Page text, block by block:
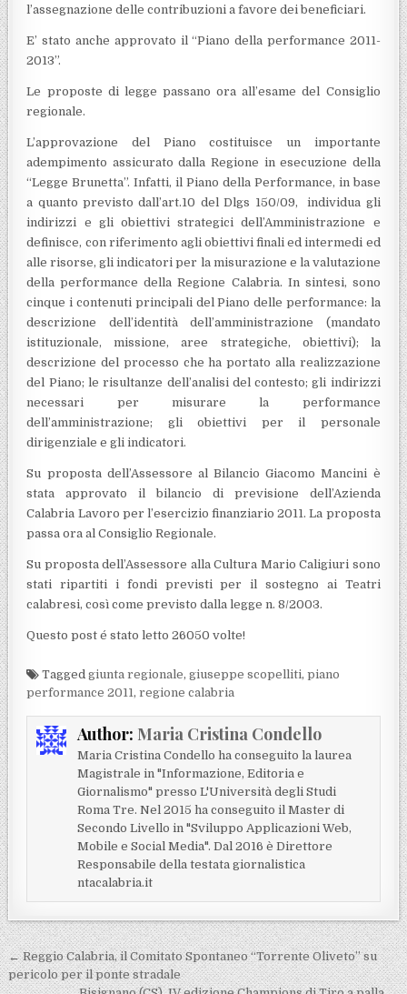
l’assegnazione delle contribuzioni a favore dei beneficiari.
E’ stato anche approvato il “Piano della performance 2011-
2013”.
Le proposte di legge passano ora all’esame del Consiglio
regionale.
L’approvazione del Piano costituisce un importante
adempimento assicurato dalla Regione in esecuzione della
“Legge Brunetta”. Infatti, il Piano della Performance, in base
a quanto previsto dall’art.10 del Dlgs 150/09, individua gli
indirizzi e gli obiettivi strategici dell’Amministrazione e
definisce, con riferimento agli obiettivi finali ed intermedi ed
alle risorse, gli indicatori per la misurazione e la valutazione
della performance della Regione Calabria. In sintesi, sono
cinque i contenuti principali del Piano delle performance: la
descrizione dell’identità dell’amministrazione (mandato
istituzionale, missione, aree strategiche, obiettivi); la
descrizione del processo che ha portato alla realizzazione
del Piano; le risultanze dell’analisi del contesto; gli indirizzi
necessari per misurare la performance
dell’amministrazione; gli obiettivi per il personale
dirigenziale e gli indicatori.
Su proposta dell’Assessore al Bilancio Giacomo Mancini è
stata approvato il bilancio di previsione dell’Azienda
Calabria Lavoro per l’esercizio finanziario 2011. La proposta
passa ora al Consiglio Regionale.
Su proposta dell’Assessore alla Cultura Mario Caligiuri sono
stati ripartiti i fondi previsti per il sostegno ai Teatri
calabresi, così come previsto dalla legge n. 8/2003.
Questo post é stato letto 26050 volte!
Taggedgiunta regionale,giuseppe scopelliti,piano
performance 2011,regione calabria
Author: Maria Cristina Condello
Maria Cristina Condello ha conseguito la laurea
Magistrale in "Informazione, Editoria e
Giornalismo" presso L'Università degli Studi
Roma Tre. Nel 2015 ha conseguito il Master di
Secondo Livello in "Sviluppo Applicazioni Web,
Mobile e Social Media". Dal 2016 è Direttore
Responsabile della testata giornalistica
ntacalabria.it
Navigazione articoli
← Reggio Calabria, il Comitato Spontaneo “Torrente Oliveto” su
pericolo per il ponte stradale